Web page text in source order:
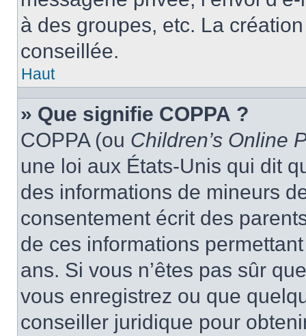
à des groupes, etc. La
conseillée.
Haut
» Que signifie COPPA ?
COPPA (ou Children’s Online
une loi aux États-Unis qui dit
des informations de mineurs
consentement écrit des
de ces informations
ans. Si vous n’êtes pas sûr
vous enregistrez ou que
conseiller juridique pour